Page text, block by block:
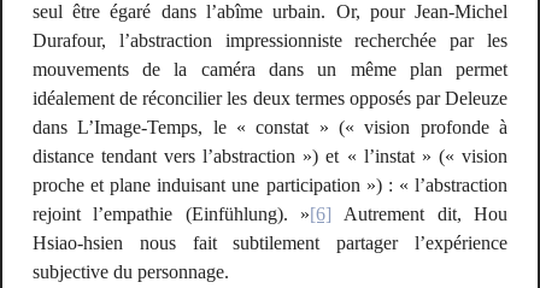
seul être égaré dans l’abîme urbain. Or, pour Jean-Michel
Durafour, l’abstraction impressionniste recherchée par les
mouvements de la caméra dans un même plan permet
idéalement de réconcilier les deux termes opposés par Deleuze
dansL’Image-Temps, le « constat » (« vision profonde à
distance tendant vers l’abstraction ») et « l’instat » (« vision
proche et plane induisant une participation ») : « l’abstraction
rejoint l’empathie (Einfühlung). »[6]
Autrement dit, Hou
Hsiao-hsien nous fait subtilement partager l’expérience
subjective du personnage.